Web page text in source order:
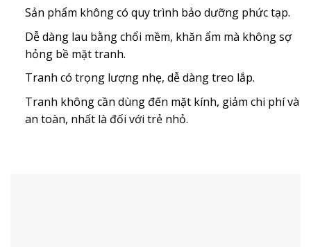
Sản phẩm không có quy trình bảo dưỡng phức tạp.
Dễ dàng lau bằng chổi mềm, khăn ẩm mà không sợ
hỏng bề mặt tranh.
Tranh có trọng lượng nhẹ, dễ dàng treo lắp.
Tranh không cần dùng đến mặt kính, giảm chi phí và
an toàn, nhất là đối với trẻ nhỏ.